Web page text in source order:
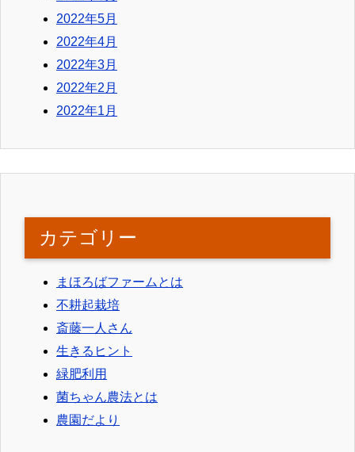
2022年5月
2022年4月
2022年3月
2022年2月
2022年1月
カテゴリー
まほろばファームとは
不耕起栽培
斎藤一人さん
生きるヒント
緑肥利用
菌ちゃん農法とは
農園だより